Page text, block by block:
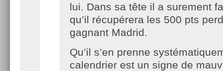
lui. Dans sa tête il a surement
qu’il récupérera les 500 pts
gagnant Madrid.
Qu’il s’en prenne
calendrier est un signe de